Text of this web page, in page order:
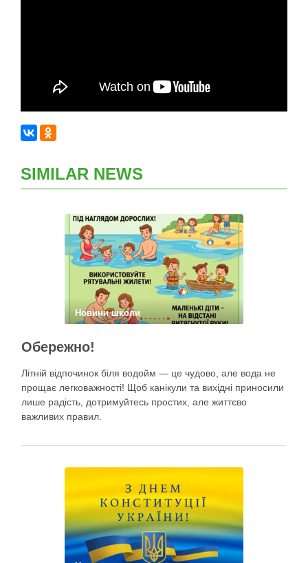
SIMILAR NEWS
Новини школи
Обережно!
Літній відпочинок біля водойм — це чудово, але вода не
прощає легковажності! Щоб канікули та вихідні приносили
лише радість, дотримуйтесь простих, але життєво
важливих правил.